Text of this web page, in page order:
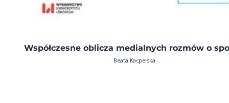
Współczesne oblicza medialnych rozmów o
Beata Kacperska